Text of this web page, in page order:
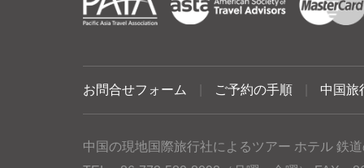
お問合せフォーム ご予約の手順 中国旅
中国の現地国際旅行社によるツアー ホテル 鉄